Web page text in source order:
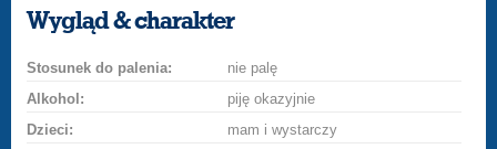
uśmiech
buziakasamochodem
szampana
drinka
różę
Wygląd & charakter
Stosunek do palenia:
nie palę
Alkohol:
piję okazyjnie
Dzieci:
mam i wystarczy